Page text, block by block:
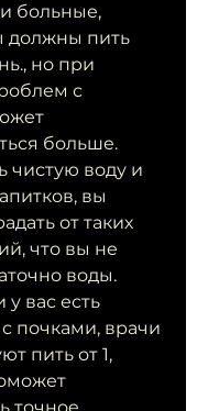
больные,
должны пить
но при
с
больше.
чистую воду и
вы
от таких
что вы не
воды.
у вас есть
почками, врачи
пить от 1,